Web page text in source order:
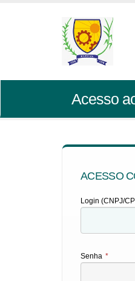
Acesso
ACESSO
Login (CNPJ/
Senha *